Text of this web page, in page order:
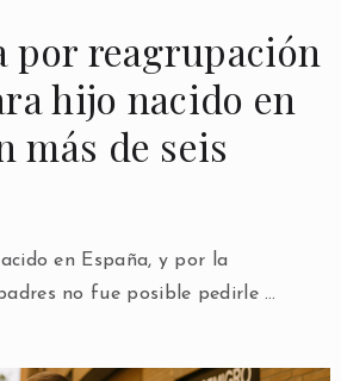
por reagrupación
hijo nacido en
más de seis
en España, y por la
no fue posible pedirle …